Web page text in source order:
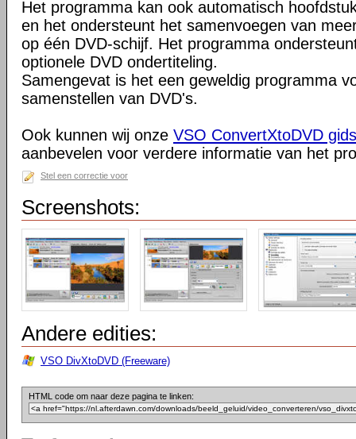
Het programma kan ook automatisch
en het ondersteunt het samenvoegen van
op één DVD-schijf. Het programma
optionele DVD ondertiteling.
Samengevat is het een geweldig programma
samenstellen van DVD's.
Ook kunnen wij onze VSO ConvertXtoDVD
aanbevelen voor verdere informatie van het
Stel een correctie voor
Screenshots:
Andere edities:
VSO DivXtoDVD (Freeware)
HTML code om naar deze pagina te linken: